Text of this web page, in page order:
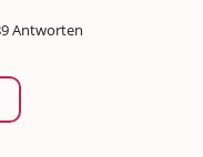
Antworten